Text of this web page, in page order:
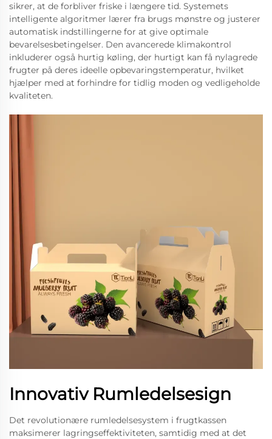
sikrer, at de forbliver friske i længere tid. Systemets
intelligente algoritmer lærer fra brugs mønstre og justerer
automatisk indstillingerne for at give optimale
bevarelsesbetingelser. Den avancerede klimakontrol
inkluderer også hurtig køling, der hurtigt kan få nylagrede
frugter på deres ideelle opbevaringstemperatur, hvilket
hjælper med at forhindre for tidlig moden og vedligeholde
kvaliteten.
Innovativ Rumledelsesign
Det revolutionære rumledelsesystem i frugtkassen
maksimerer lagringseffektiviteten, samtidig med at det